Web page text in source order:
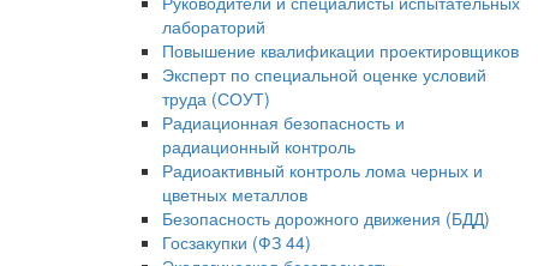
лабораторий
Повышение квалификации проектировщиков
Эксперт по специальной оценке условий
труда (СОУТ)
Радиационная безопасность и
радиационный контроль
Радиоактивный контроль лома черных и
цветных металлов
Безопасность дорожного движения (БДД)
Госзакупки (ФЗ 44)